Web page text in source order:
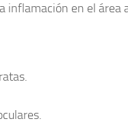
inflamación en el área